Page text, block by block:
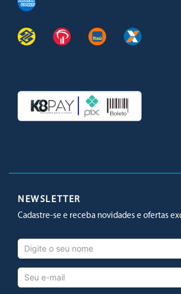
NEWSLETTER
Cadastre-se e receba novidades e ofertas